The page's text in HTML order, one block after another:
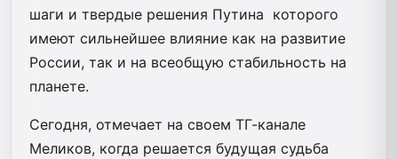
шаги и твердые решения Путина которого
имеют сильнейшее влияние как на развитие
России, так и на всеобщую стабильность на
планете.
Сегодня, отмечает на своем ТГ-канале
Меликов, когда решается будущая судьба